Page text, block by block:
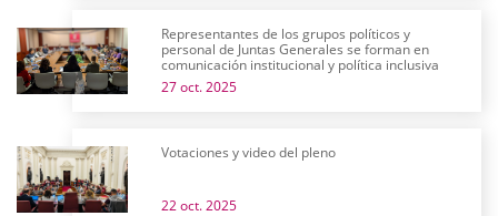
Representantes de los grupos políticos y
personal de Juntas Generales se forman en
comunicación institucional y política inclusiva
27 oct. 2025
Votaciones y video del pleno
22 oct. 2025